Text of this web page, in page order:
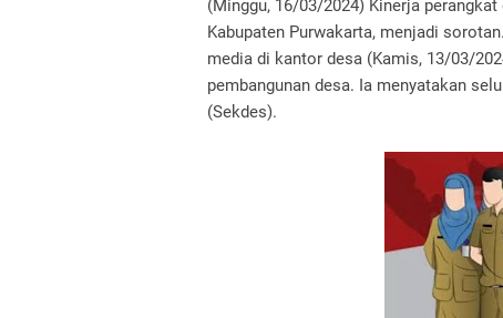
(Minggu, 16/03/2024) Kinerja
Kabupaten Purwakarta, menjadi
media di kantor desa (Kamis, 13/03/
pembangunan desa. Ia menyatakan
(Sekdes).